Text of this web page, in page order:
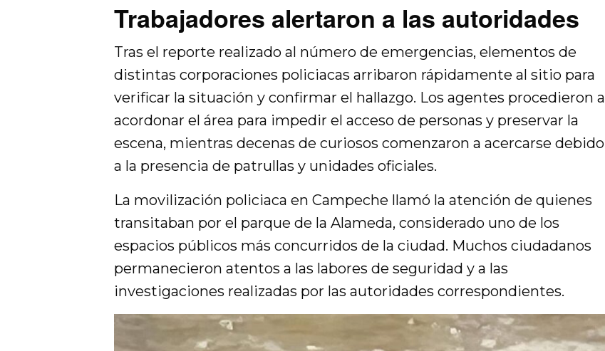
Trabajadores alertaron a las autoridades
Tras el reporte realizado al número de emergencias, elementos de
distintas corporaciones policiacas arribaron rápidamente al sitio para
verificar la situación y confirmar el hallazgo. Los agentes procedieron a
acordonar el área para impedir el acceso de personas y preservar la
escena, mientras decenas de curiosos comenzaron a acercarse debido
a la presencia de patrullas y unidades oficiales.
La movilización policiaca en Campeche llamó la atención de quienes
transitaban por el parque de la Alameda, considerado uno de los
espacios públicos más concurridos de la ciudad. Muchos ciudadanos
permanecieron atentos a las labores de seguridad y a las
investigaciones realizadas por las autoridades correspondientes.